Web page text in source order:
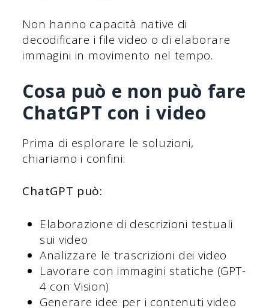
Non hanno capacità native di
decodificare i file video o di elaborare
immagini in movimento nel tempo.
Cosa può e non può fare
ChatGPT con i video
Prima di esplorare le soluzioni,
chiariamo i confini:
ChatGPT può:
Elaborazione di descrizioni testuali
sui video
Analizzare le trascrizioni dei video
Lavorare con immagini statiche (GPT-
4 con Vision)
Generare idee per i contenuti video